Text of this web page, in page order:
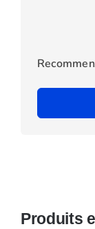
Produits